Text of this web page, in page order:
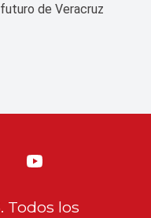
de Veracruz
. Todos los